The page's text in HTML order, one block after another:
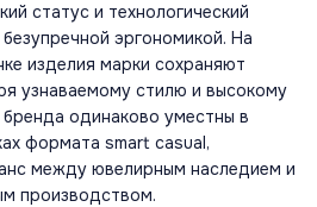
статус и технологический
эргономикой. На
изделия марки сохраняют
узнаваемому стилю и высокому
одинаково уместны в
формата smart casual,
между ювелирным наследием и
производством.